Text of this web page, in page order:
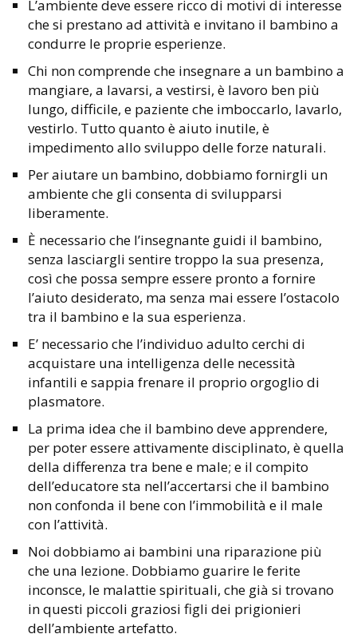
L’ambiente deve essere ricco di motivi di interesse
che si prestano ad attività e invitano il bambino a
condurre le proprie esperienze.
Chi non comprende che insegnare a un bambino a
mangiare, a lavarsi, a vestirsi, è lavoro ben più
lungo, difficile, e paziente che imboccarlo, lavarlo,
vestirlo. Tutto quanto è aiuto inutile, è
impedimento allo sviluppo delle forze naturali.
Per aiutare un bambino, dobbiamo fornirgli un
ambiente che gli consenta di svilupparsi
liberamente.
È necessario che l’insegnante guidi il bambino,
senza lasciargli sentire troppo la sua presenza,
così che possa sempre essere pronto a fornire
l’aiuto desiderato, ma senza mai essere l’ostacolo
tra il bambino e la sua esperienza.
E’ necessario che l’individuo adulto cerchi di
acquistare una intelligenza delle necessità
infantili e sappia frenare il proprio orgoglio di
plasmatore.
La prima idea che il bambino deve apprendere,
per poter essere attivamente disciplinato, è quella
della differenza tra bene e male; e il compito
dell’educatore sta nell’accertarsi che il bambino
non confonda il bene con l’immobilità e il male
con l’attività.
Noi dobbiamo ai bambini una riparazione più
che una lezione. Dobbiamo guarire le ferite
inconsce, le malattie spirituali, che già si trovano
in questi piccoli graziosi figli dei prigionieri
dell’ambiente artefatto.